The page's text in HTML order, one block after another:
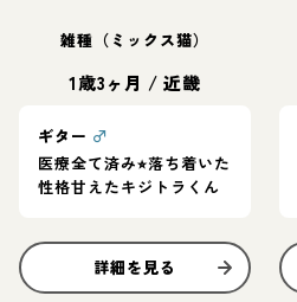
雑種（ミックス猫）
1歳3ヶ月 /近畿
ギター ♂
医療全て済み⭐︎落ち着いた
性格甘えたキジトラくん
詳細を見る